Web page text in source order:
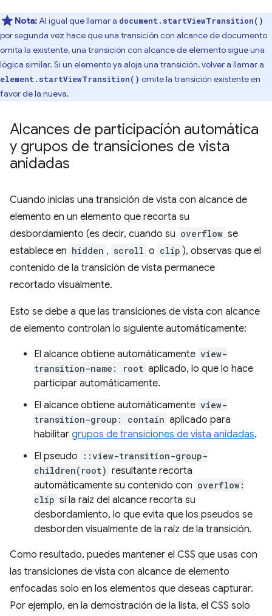
Nota:Al igual que llamar a document.startViewTransition()
por segunda vez hace que una transición con alcance de documento
omita la existente, una transición con alcance de elemento sigue una
lógica similar. Si un elemento ya aloja una transición, volver a llamar a
element.startViewTransition() omite la transición existente en
favor de la nueva.
Alcances de participación automática
y grupos de transiciones de vista
anidadas
Cuando inicias una transición de vista con alcance de
elemento en un elemento que recorta su
desbordamiento (es decir, cuando su overflow se
establece en hidden , scroll o clip ), observas que el
contenido de la transición de vista permanece
recortado visualmente.
Esto se debe a que las transiciones de vista con alcance
de elemento controlan lo siguiente automáticamente:
El alcance obtiene automáticamente view-
transition-name: root aplicado, lo que lo hace
participar automáticamente.
El alcance obtiene automáticamente view-
transition-group: contain aplicado para
habilitar grupos de transiciones de vista anidadas.
El pseudo
::view-transition-group-
children(root) resultante recorta
automáticamente su contenido con overflow:
clip si la raíz del alcance recorta su
desbordamiento, lo que evita que los pseudos se
desborden visualmente de la raíz de la transición.
Como resultado, puedes mantener el CSS que usas con
las transiciones de vista con alcance de elemento
enfocadas solo en los elementos que deseas capturar.
Por ejemplo, en la demostración de la lista, el CSS solo